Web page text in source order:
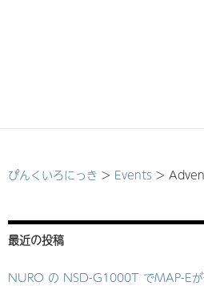
ぴんくいろにっき > Events >
最近の投稿
NURO の NSD-G1000T でMAP-Eが